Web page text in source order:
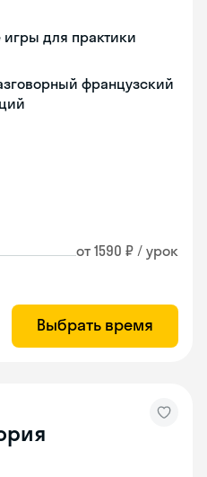
игры для практики
французский
от 1590 ₽ / урок
Выбрать время